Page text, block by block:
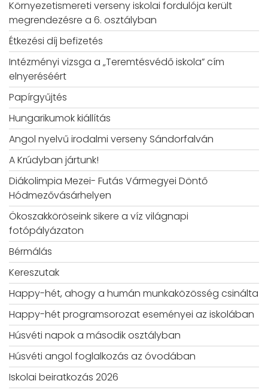
Környezetismereti verseny iskolai fordulója került
megrendezésre a 6. osztályban
Étkezési díj befizetés
Intézményi vizsga a „Teremtésvédő iskola” cím
elnyeréséért
Papírgyűjtés
Hungarikumok kiállítás
Angol nyelvű irodalmi verseny Sándorfalván
A Krúdyban jártunk!
Diákolimpia Mezei- Futás Vármegyei Döntő
Hódmezővásárhelyen
Ökoszakköröseink sikere a víz világnapi
fotópályázaton
Bérmálás
Kereszutak
Happy-hét, ahogy a humán munkaközösség csinálta
Happy-hét programsorozat eseményei az iskolában
Húsvéti napok a második osztályban
Húsvéti angol foglalkozás az óvodában
Iskolai beiratkozás 2026